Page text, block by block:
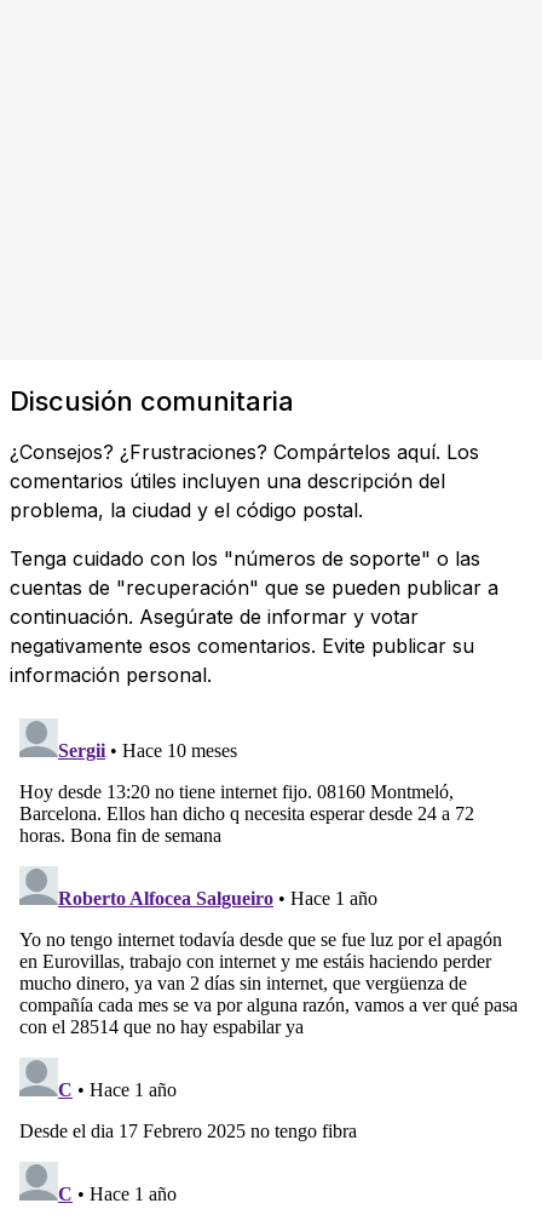
Discusión comunitaria
¿Consejos? ¿Frustraciones? Compártelos aquí. Los
comentarios útiles incluyen una descripción del
problema, la ciudad y el código postal.
Tenga cuidado con los "números de soporte" o las
cuentas de "recuperación" que se pueden publicar a
continuación. Asegúrate de informar y votar
negativamente esos comentarios. Evite publicar su
información personal.